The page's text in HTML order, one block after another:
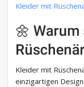
Kleider mit
🌼
Kleider mit
einzigartigen